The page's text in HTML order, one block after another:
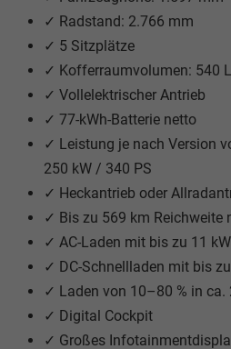
✓ Radstand: 2.766 mm
✓ 5 Sitzplätze
✓ Kofferraumvolumen: 540
✓ Vollelektrischer Antrieb
✓ 77-kWh-Batterie netto
✓ Leistung je nach Version
250 kW / 340 PS
✓ Heckantrieb oder
✓ Bis zu 569 km Reichweite
✓ AC-Laden mit bis zu 11 kW
✓ DC-Schnellladen mit bis
✓ Laden von 10–80 % in ca.
✓ Digital Cockpit
✓ Großes